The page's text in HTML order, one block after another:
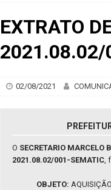
EXTRATO
2021.08.02/
02/08/2021
O SECRETARIO MARCELO
2021.08.02/001-SEMATIC,
OBJETO: